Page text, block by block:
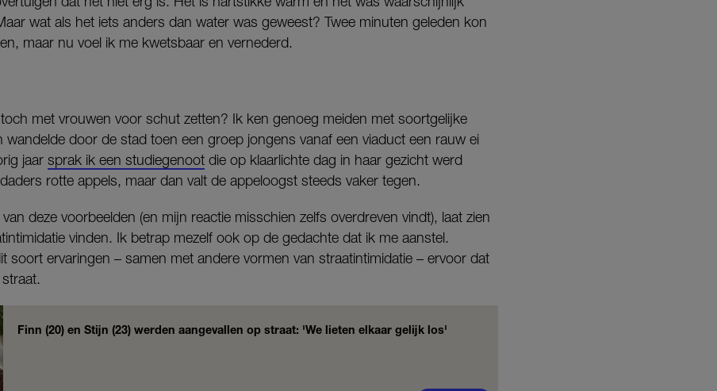
wat als het iets anders dan water was geweest? Twee minuten geleden kon
maar nu voel ik me kwetsbaar en vernederd.
met vrouwen voor schut zetten? Ik ken genoeg meiden met soortgelijke
wandelde door de stad toen een groep jongens vanaf een viaduct een rauw ei
jaar sprak ik een studiegenoot die op klaarlichte dag in haar gezicht werd
rotte appels, maar dan valt de appeloogst steeds vaker tegen.
deze voorbeelden (en mijn reactie misschien zelfs overdreven vindt), laat zien
vinden. Ik betrap mezelf ook op de gedachte dat ik me aanstel.
soort ervaringen – samen met andere vormen van straatintimidatie – ervoor dat
Finn (20) en Stijn (23) werden aangevallen op straat: 'We lieten elkaar gelijk los'